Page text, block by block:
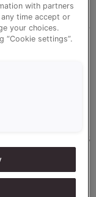
au
plusieurs jours.
et pains
le travail
plusieurs jours
coloration
with partners
time accept or
your choices.
“Cookie settings”.